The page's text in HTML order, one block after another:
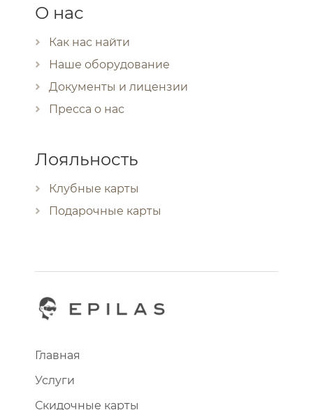
О нас
Как нас найти
Наше оборудование
Документы и лицензии
Пресса о нас
Лояльность
Клубные карты
Подарочные карты
Главная
Услуги
Скидочные карты